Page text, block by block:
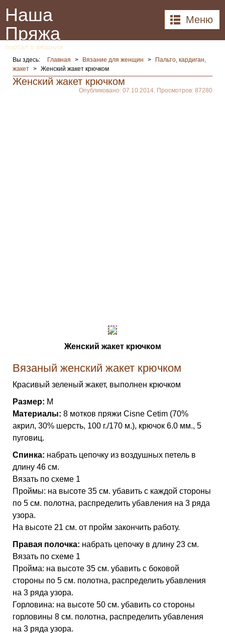
Наша
Пряжа
портал о вязании
Меню
Вы здесь: Главная > Вязание для женщин >
Пальто, кардиган,
жакет > Женский жакет крючком
Женский жакет крючком
Опубликовано: 07.10.2014. Просмотров: 87280
Женский жакет крючком
Вязаный женский жакет крючком
Красивый зеленый жакет, выполнен крючком
Размер: М
Материалы: 8 мотков пряжи Cisne Cetim (70%
акрил, 30% шерсть, 100 г./170 м.), крючок 6.0 мм., 5
пуговиц.
Спинка: набрать цепочку из воздушных петель в
длину 46 см.
Вязать по схеме 1
Проймы: на высоте 35 см. убавить с каждой стороны
по 5 см. полотна, распределить убавления на 3 ряда
узора.
На высоте 21 см. от пройм закончить работу.
Правая полочка: набрать цепочку в длину 23 см.
Вязать по схеме 1
Пройма: на высоте 35 см. убавить с боковой
стороны по 5 см. полотна, распределить убавления
на 3 ряда узора.
Горловина: на высоте 50 см. убавить со стороны
горловины 8 см. полотна, распределить убавления
на 3 ряда узора.